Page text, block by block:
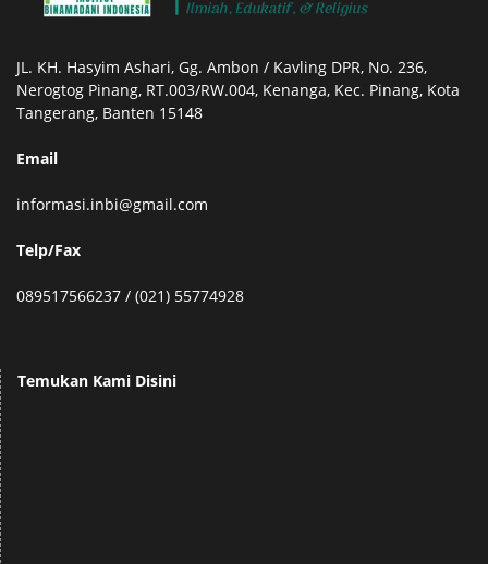
JL. KH. Hasyim Ashari, Gg. Ambon / Kavling DPR, No. 236,
Nerogtog Pinang, RT.003/RW.004, Kenanga, Kec. Pinang, Kota
Tangerang, Banten 15148
Email
informasi.inbi@gmail.com
Telp/Fax
089517566237 / (021) 55774928
Temukan Kami Disini